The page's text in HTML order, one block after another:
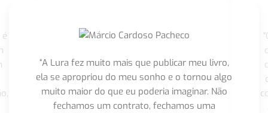
“A Lura fez muito mais que publicar meu livro,
ela se apropriou do meu sonho e o tornou algo
muito maior do que eu poderia imaginar. Não
fechamos um contrato, fechamos uma